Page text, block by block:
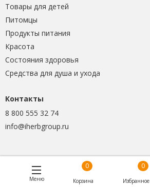
Товары для детей
Питомцы
Продукты питания
Красота
Состояния здоровья
Средства для душа и ухода
Контакты
8 800 555 32 74
info@iherbgroup.ru
Меню
0
Корзина
0
Избранное